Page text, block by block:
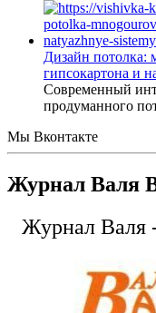
Дизайн потолка:
гипсокартона и
Современный
продуманного
Мы Вконтакте
Журнал Валя
Журнал Валя